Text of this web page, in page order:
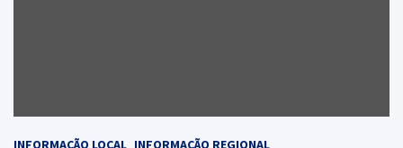
INFORMAÇÃO LOCAL INFORMAÇÃO REGIONAL